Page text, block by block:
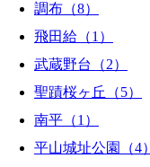
調布（8）
飛田給（1）
武蔵野台（2）
聖蹟桜ヶ丘（5）
南平（1）
平山城址公園（4）